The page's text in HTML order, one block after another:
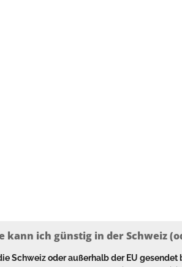
kann ich günstig in der Schweiz
Schweiz oder außerhalb der EU